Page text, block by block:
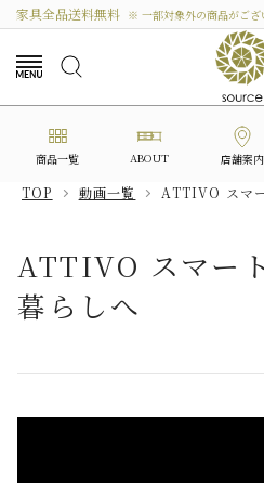
家具全品送料無料 ※ 一部対象外の商品がござ
商品一覧 ABOUT 店舗案内
カテゴリーから選ぶ
TOP 動画一覧 ATTIVO スマ
ATTIVO スマー
暮らしへ